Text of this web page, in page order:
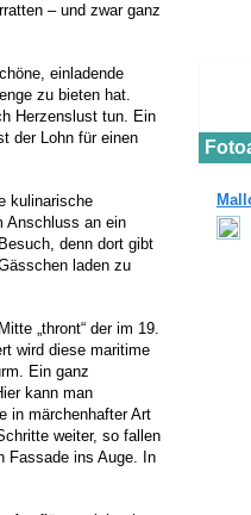
– und zwar ganz
einladende
zu bieten hat.
Herzenslust tun. Ein
der Lohn für einen
kulinarische
Anschluss an ein
denn dort gibt
laden zu
„thront“ der im 19.
wird diese maritime
Ein ganz
kann man
in märchenhafter Art
weiter, so fallen
Fassade ins Auge. In